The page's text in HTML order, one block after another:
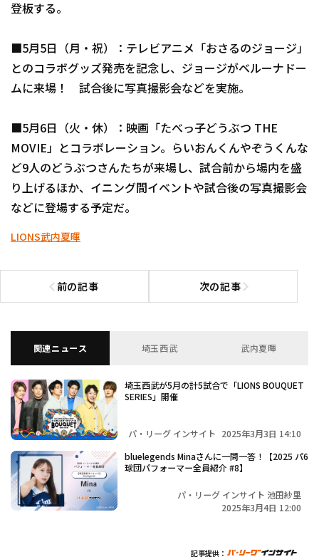
登板する。
■5月5日（月・祝）：テレビアニメ「おさるのジョージ」
とのコラボグッズ発売を記念し、ジョージがベルーナドー
ムに来場！ 試合後に写真撮影会などを実施。
■5月6日（火・休）：映画「たべっ子どうぶつ THE
MOVIE」とコラボレーション。らいおんくんやぞうくんな
ど9人のどうぶつさんたちが来場し、試合前から場内を盛
り上げるほか、イニング間イベントや試合後の写真撮影会
などに登場する予定だ。
LIONS武内夏暉
前の記事
前の記事へ 次の記事次の記事へ
関連ニュース 埼玉西武 武内夏暉
埼玉西武が5月の計5試合で「LIONS BOUQUET
SERIES」開催
パ・リーグ インサイト 2025年3月3日 14:10
bluelegends Minaさんに一問一答！【2025 パ6
球団パフォーマー全員紹介 #8】
パ・リーグ インサイト 池田紗里
2025年3月4日 12:00
記事提供：